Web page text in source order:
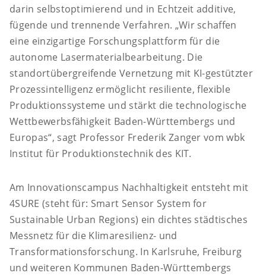
darin selbstoptimierend und in Echtzeit additive,
fügende und trennende Verfahren. „Wir schaffen
eine einzigartige Forschungsplattform für die
autonome Lasermaterialbearbeitung. Die
standortübergreifende Vernetzung mit KI-gestützter
Prozessintelligenz ermöglicht resiliente, flexible
Produktionssysteme und stärkt die technologische
Wettbewerbsfähigkeit Baden-Württembergs und
Europas“, sagt Professor Frederik Zanger vom wbk
Institut für Produktionstechnik des KIT.
Am Innovationscampus Nachhaltigkeit entsteht mit
4SURE (steht für: Smart Sensor System for
Sustainable Urban Regions) ein dichtes städtisches
Messnetz für die Klimaresilienz- und
Transformationsforschung. In Karlsruhe, Freiburg
und weiteren Kommunen Baden-Württembergs